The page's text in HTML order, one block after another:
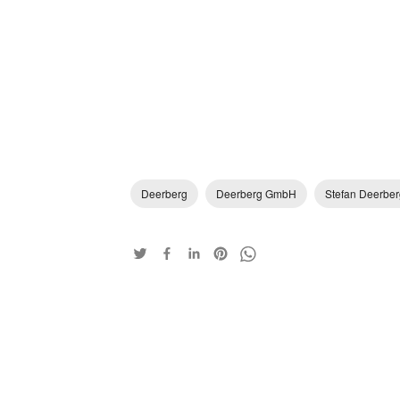
Deerberg Deerberg GmbH Stefan